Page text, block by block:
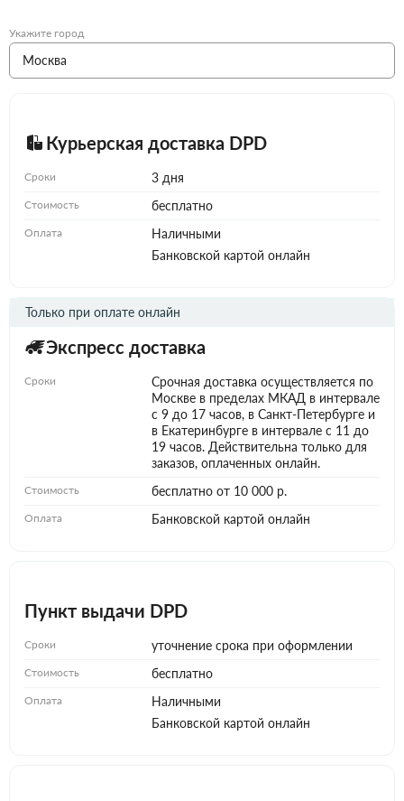
Укажите город
Курьерская доставка DPD
Сроки 3 дня
Стоимость бесплатно
Оплата
Наличными
Банковской картой онлайн
Экспресс доставка
Только при оплате онлайн
Сроки
Срочная доставка осуществляется по
Москве в пределах МКАД в интервале
с 9 до 17 часов, в Санкт-Петербурге и
в Екатеринбурге в интервале с 11 до
19 часов. Действительна только для
заказов, оплаченных онлайн.
Стоимость бесплатно от 10 000 р.
Оплата Банковской картой онлайн
Пункт выдачи DPD
Сроки уточнение срока при оформлении
Стоимость бесплатно
Оплата
Наличными
Банковской картой онлайн